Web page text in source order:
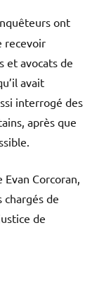
ont
recevoir
et avocats de
avait
interrogé des
après que
Corcoran,
chargés de
de